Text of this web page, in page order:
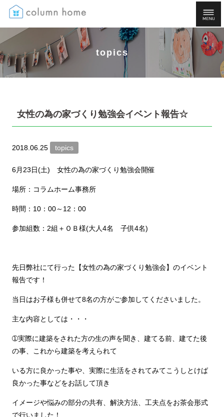
topics
女性の為の家づくり勉強会イベント報告☆
2018.06.25 topics
6月23日(土) 女性の為の家づくり勉強会開催
場所：コラムホーム事務所
時間：10：00～12：00
参加組数：2組＋ＯＢ様(大人4名 子供4名)
先日弊社にて行った【女性の為の家づくり勉強会】のイベント
報告です！
当日はお子様も併せて8名の方がご参加してくださいました。
主な内容としては・・・
➀実際に建築をされた方の生の声を聞き、建てる前、建てた後
の事、これから建築を考えられて
いる方に良かった事や、実際に生活をされてみてこうしとけば
良かった事などをお話して頂き
イメージや悩みの部分の共有、解決方法、工夫点をお茶会形式
で行いました！